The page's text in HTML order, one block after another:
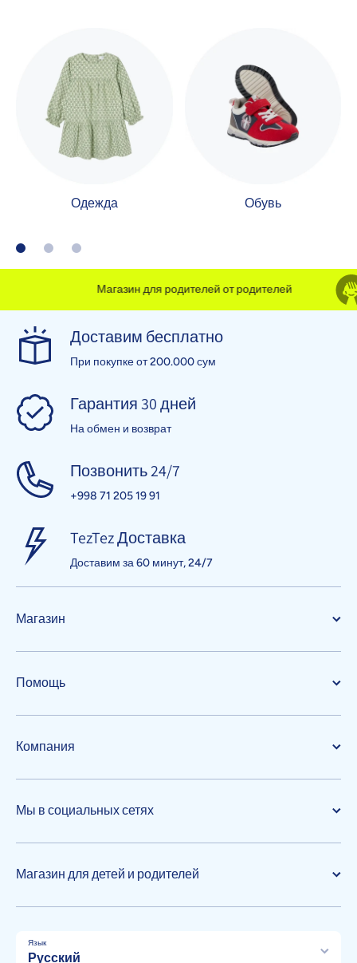
Одежда Обувь
Магазин для родителей от родителей
Доставим бесплатно
При покупке от 200.000 сум
Гарантия 30 дней
На обмен и возврат
Позвонить 24/7
+998 71 205 19 91
TezTez Доставка
Доставим за 60 минут, 24/7
Магазин
Помощь
Компания
Мы в социальных сетях
Магазин для детей и родителей
Язык
Русский